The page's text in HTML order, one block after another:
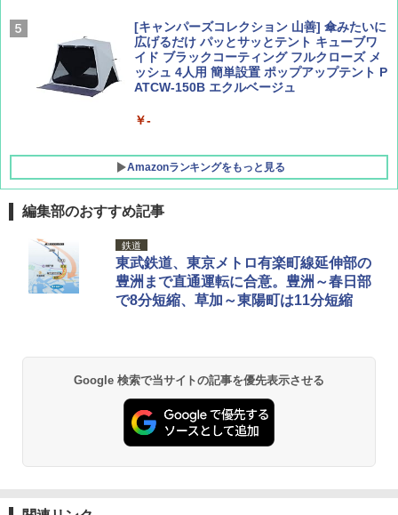
[キャンパーズコレクション 山善] 傘みたいに
広げるだけ パッとサッとテント キューブワ
イド ブラックコーティング フルクローズ メ
ッシュ 4人用 簡単設置 ポップアップテント P
ATCW-150B エクルベージュ
￥-
Amazonランキングをもっと見る
GRANDOOR ステンレス保冷剤 2個セット 2
026リニューアル 急速冷凍 空間倍増 衛生的
コンパクト 保冷力長持ち
￥2,980
BUNDOK(バンドック)ソロ ドーム 1 EX BDK
レーム ドーム型 テント
￥14,800
DEWEL パラソル 大型 ビーチ アウトドアパ
編集部のおすすめ記事
鉄道
東武鉄道、東京メトロ有楽町線延伸部の
豊洲まで直通運転に合意。豊洲～春日部
で8分短縮、草加～東陽町は11分短縮
Google 検索で当サイトの記事を優先表示させる